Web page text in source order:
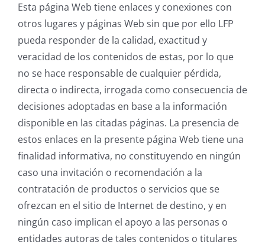
Esta página Web tiene enlaces y conexiones con
otros lugares y páginas Web sin que por ello LFP
pueda responder de la calidad, exactitud y
veracidad de los contenidos de estas, por lo que
no se hace responsable de cualquier pérdida,
directa o indirecta, irrogada como consecuencia de
decisiones adoptadas en base a la información
disponible en las citadas páginas. La presencia de
estos enlaces en la presente página Web tiene una
finalidad informativa, no constituyendo en ningún
caso una invitación o recomendación a la
contratación de productos o servicios que se
ofrezcan en el sitio de Internet de destino, y en
ningún caso implican el apoyo a las personas o
entidades autoras de tales contenidos o titulares